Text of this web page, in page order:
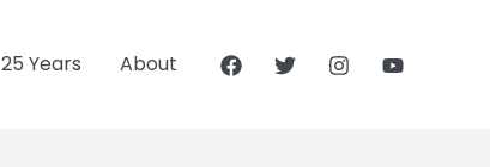
25 Years About